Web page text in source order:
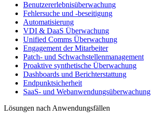
Benutzererlebnisüberwachung
Fehlersuche und -beseitigung
Automatisierung
VDI & DaaS Überwachung
Unified Comms Überwachung
Engagement der Mitarbeiter
Patch- und Schwachstellenmanagement
Proaktive synthetische Überwachung
Dashboards und Berichterstattung
Endpunktsicherheit
SaaS- und Webanwendungsüberwachung
Lösungen nach Anwendungsfällen